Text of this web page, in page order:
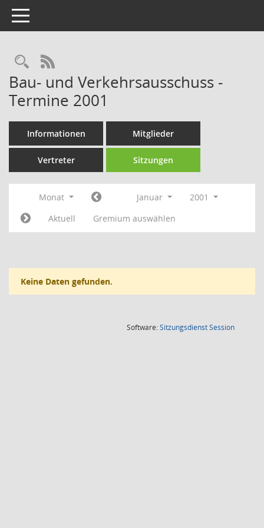
Toggle navigation
Rechercheauswahl
RSS-Feed
Bau- und Verkehrsausschuss -
Termine 2001
Informationen Mitglieder
Vertreter Sitzungen
Monat Januar
2001
Aktuell
Gremium auswählen
Keine Daten gefunden.
Software:SitzungsdienstSession(Wird in